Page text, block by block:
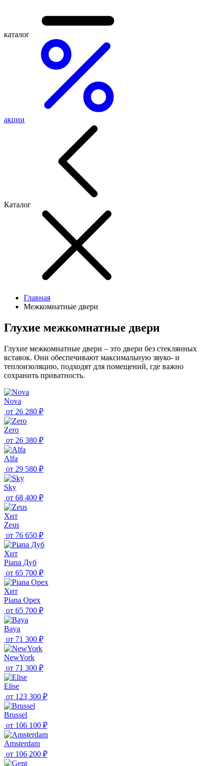
каталог
акции
Каталог
Главная
Межкомнатные двери
Глухие межкомнатные двери
Глухие межкомнатные двери – это двери без стеклянных
вставок. Они обеспечивают максимальную звуко- и
теплоизоляцию, подходят для помещений, где важно
сохранить приватность.
Nova
от 26 280 ₽
Zero
от 26 380 ₽
Alfa
от 29 580 ₽
Sky
от 68 400 ₽
Хит
Zeus
от 76 650 ₽
Хит
Piana Дуб
от 65 700 ₽
Хит
Piana Орех
от 65 700 ₽
Baya
от 71 300 ₽
NewYork
от 71 300 ₽
Elise
от 123 300 ₽
Brussel
от 106 100 ₽
Amsterdam
от 106 200 ₽